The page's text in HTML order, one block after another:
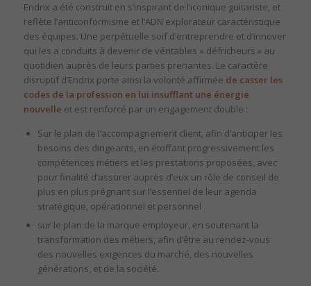
Endrix a été construit en s’inspirant de l’iconique guitariste, et
reflète l’anticonformisme et l’ADN explorateur caractéristique
des équipes. Une perpétuelle soif d’entreprendre et d’innover
qui les a conduits à devenir de véritables « défricheurs » au
quotidien auprès de leurs parties prenantes.​ Le caractère
disruptif d’Endrix porte ainsi la volonté affirmée de casser les
codes de la profession en lui insufflant une énergie
nouvelle et est renforcé par un engagement double :​
Sur le plan de l’accompagnement client, afin d’anticiper les
besoins des dirigeants, en étoffant progressivement les
compétences métiers et les prestations proposées, avec
pour finalité d’assurer auprès d’eux un rôle de conseil de
plus en plus prégnant sur l’essentiel de leur agenda
stratégique, opérationnel et personnel ​
sur le plan de la marque employeur, en soutenant la
transformation des métiers, afin d’être au rendez-vous
des nouvelles exigences du marché, des nouvelles
générations, et de la société.​